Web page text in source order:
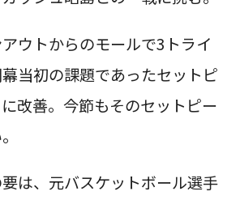
ウトからのモールで3トライ
当初の課題であったセットピ
改善。今節もそのセットピー
は、元バスケットボール選手